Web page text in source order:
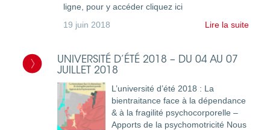
ligne, pour y accéder cliquez ici
19 juin 2018
Lire la suite
UNIVERSITÉ D’ÉTÉ 2018 – DU 04 AU 07
JUILLET 2018
L’université d’été 2018 : La
bientraitance face à la dépendance
& à la fragilité psychocorporelle –
Apports de la psychomotricité Nous